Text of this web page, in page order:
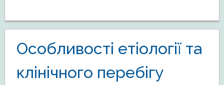
Особливості етіології та
клінічного перебігу